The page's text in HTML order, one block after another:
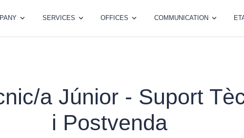
SERVICES OFFICES COMMUNICATION
a Júnior - Suport
i Postvenda